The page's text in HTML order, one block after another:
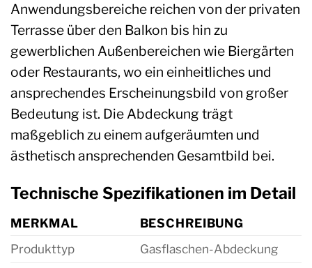
Anwendungsbereiche reichen von der privaten
Terrasse über den Balkon bis hin zu
gewerblichen Außenbereichen wie Biergärten
oder Restaurants, wo ein einheitliches und
ansprechendes Erscheinungsbild von großer
Bedeutung ist. Die Abdeckung trägt
maßgeblich zu einem aufgeräumten und
ästhetisch ansprechenden Gesamtbild bei.
Technische Spezifikationen im Detail
MERKMAL
BESCHREIBUNG
Produkttyp
Gasflaschen-Abdeckung